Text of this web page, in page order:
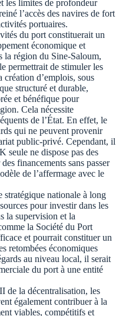
les limites de profondeur
l’accès des navires de fort
portuaires.
du port constituerait un
économique et
la région du Sine-Saloum,
permettrait de stimuler les
création d’emplois, sous
structuré et durable,
et bénéfique pour
Cela nécessite
de l’État. En effet, le
qui ne peuvent provenir
public-privé. Cependant, il
seule ne dispose pas des
financements sans passer
de l’affermage avec le
stratégique nationale à long
pour investir dans les
la supervision et la
la Société du Port
et pourrait constituer un
retombées économiques
au niveau local, il serait
du port à une entité
de la décentralisation, les
également contribuer à la
viables, compétitifs et